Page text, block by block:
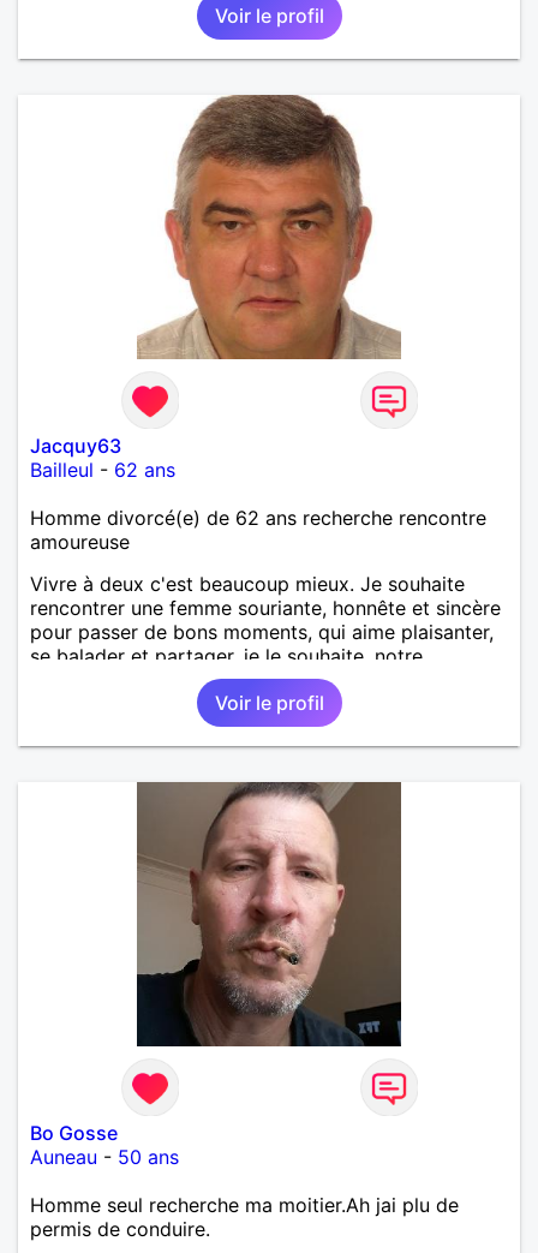
Voir le profil
Jacquy63
Bailleul - 62 ans
Homme divorcé(e) de 62 ans recherche rencontre
amoureuse
Vivre à deux c'est beaucoup mieux. Je souhaite
rencontrer une femme souriante, honnête et sincère
pour passer de bons moments, qui aime plaisanter,
se balader et partager, je le souhaite, notre
complicité. J'aime beaucoup les chantiers de
randonnée pour se défouler, se relaxer, se détendre
et finalement prendre du bon temps. C'est difficile
de tout dire en quelques lignes. En revanche, vous
d'informations. A bientôt
Voir le profil
Bo Gosse
Auneau - 50 ans
Homme seul recherche ma moitier.Ah jai plu de
permis de conduire.